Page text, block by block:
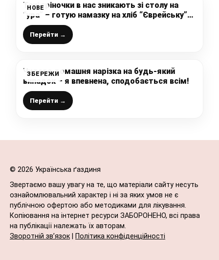
НОВЕ
Такі гріночки в нас зникають зі столу на
“ура” – готую намазку на хліб “Єврейську”
лише за кілька хвилин часу (смачно, просто
і бюджетно)
Перейти →
ЗБЕРЕЖИ
Чудова домашня нарізка на будь-який
випадок – я впевнена, сподобається всім!
Перейти →
© 2026 Українська ґаздиня
Звертаємо вашу увагу на те, що матеріали сайту несуть
ознайомлювальний характер і ні за яких умов не є
публічною офертою або методиками для лікування.
Копіювання на інтернет ресурси ЗАБОРОНЕНО, всі права
на публікації належать їх авторам.
Зворотній зв’язок
Політика конфіденційності